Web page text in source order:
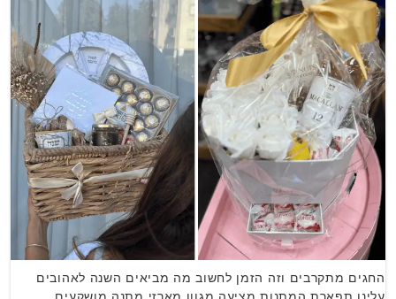
החגים מתקרבים וזה הזמן לחשוב מה מביאים השנה לאהובים
עלינו תפארת המתנות מציעה מגוון מארזי מתנה מושקעים